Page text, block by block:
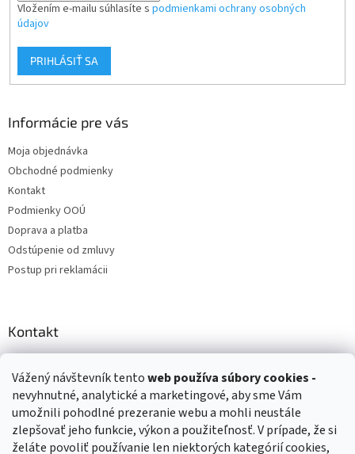
Vážený návštevník tentoweb používasúbory cookies -
nevyhnutné, analytické a marketingové, aby sme Vám
umožnili pohodlné prezeranie webu a mohli neustále
zlepšovať jeho funkcie, výkon a použiteľnosť. V prípade, že si
želáte povoliť používanie len niektorých kategórií cookies,
Vložením e-mailu súhlasíte s podmienkami ochrany osobných
údajov
PRIHLÁSIŤ SA
Informácie pre vás
Moja objednávka
Obchodné podmienky
Kontakt
Podmienky OOÚ
Doprava a platba
Odstúpenie od zmluvy
Postup pri reklamácii
Kontakt
+421 903 144 673